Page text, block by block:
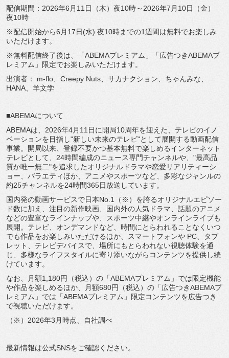
配信期間：2026年6月11日（木）夜10時～ 2026年7月10日（金）
夜10時
※配信開始から6月17日(水) 夜10時までの1週間は無料でお楽しみ
いただけます。
※無料配信終了後は、「ABEMAプレミアム」「広告つきABEMAプ
レミアム」限定でお楽しみいただけます。
出演者： m-flo、Creepy Nuts、サカナクション、ちゃんみな、
HANA、羊文学
■ABEMAについて
ABEMAは、2026年4月11日に開局10周年を迎えた、 テレビのイノ
ベーションを目指し"新しい未来のテレビ"として展開する動画配信
事業。開局以来、 登録不要かつ基本無料で楽しめるインターネット
テレビとして、 24時間編成のニュース専門チャンネルや、"最高品
質か唯一無二"を追求したオリジナルドラマや恋愛リアリティーシ
ョー、 バラエティほか、アニメやスポーツなど、 多彩なジャンルの
約25チャンネルを24時間365日放送しています。
国内発の動画サービスで日本No.1（※） を誇るオリジナルエピソー
ド数に加え、注目の新作映画、
国内外の人気ドラマ、話題のアニメ
などの豊富なラインナップや、
スポーツ中継やオンラインライブも
展開。テレビ、 オンデマンドなど、 時間にとらわれることなくいつ
でも作品をお楽しみいただけるほか 、スマートフォンや PC、タブ
レット、テレビデバイスで、 場所にもとらわれない視聴体験を通
じ、 多様なライフスタイルに寄り添いながらコンテンツを提供し続
けています。
なお、月額1,180円（税込）の「ABEMAプレミアム」 では限定機能
や作品を楽しめるほか、月額680円（税込）の「広告つきABEMAプ
レミアム」では「ABEMAプレミアム」
限定コンテンツを広告つき
で視聴いただけます。
（※）2026年3月時点、自社調べ
最新情報は公式SNSをご確認ください。